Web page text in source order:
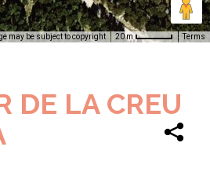
may be subject to copyright 20 m Terms
DE LA CREU